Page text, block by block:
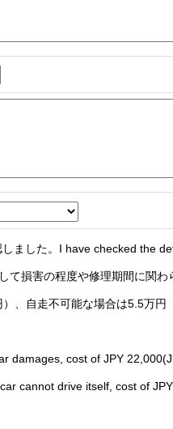
ました。I have checked the
て損害の程度や修理期間に関
、自走不可能な場合は5.5万円
damages, cost of JPY
cannot drive itself, cost of